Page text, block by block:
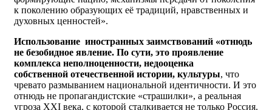
к поколению образующих её традиций, нравственных и
духовных ценностей».
Использование иностранных заимствований «отнюдь
не безобидное явление. По сути, это проявление
комплекса неполноценности, недооценка
собственной отечественной истории, культуры, что
чревато размыванием национальной идентичности. И это
отнюдь не пропагандистские «страшилки», а реальная
угроза XXI века, с которой сталкивается не только Россия.